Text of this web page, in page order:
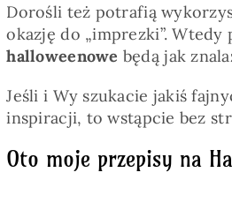
Dorośli też potrafią
okazję do „imprezki”. Wtedy
halloweenowe będą jak
Jeśli i Wy szukacie jakiś
inspiracji, to wstąpcie bez
Oto moje przepisy na